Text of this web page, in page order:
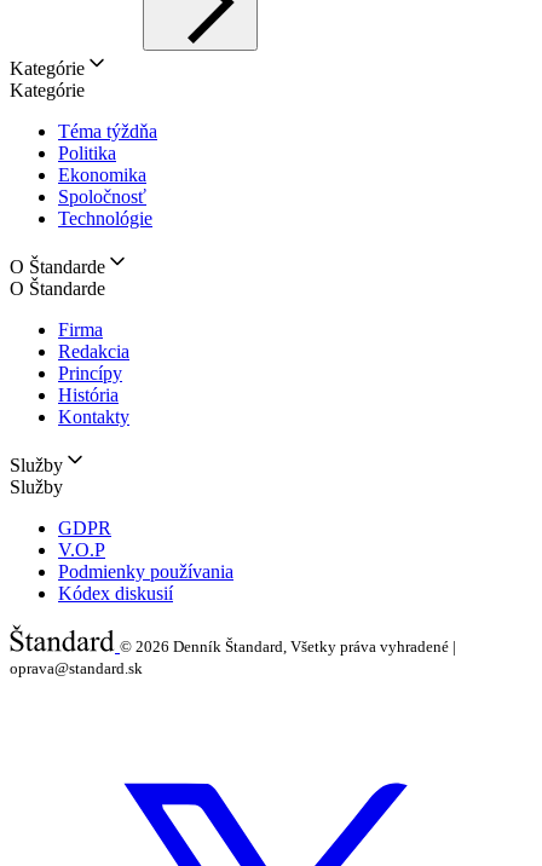
Kategórie
Kategórie
Téma týždňa
Politika
Ekonomika
Spoločnosť
Technológie
O Štandarde
O Štandarde
Firma
Redakcia
Princípy
História
Kontakty
Služby
Služby
GDPR
V.O.P
Podmienky používania
Kódex diskusií
© 2026 Denník Štandard, Všetky práva vyhradené |
oprava@standard.sk